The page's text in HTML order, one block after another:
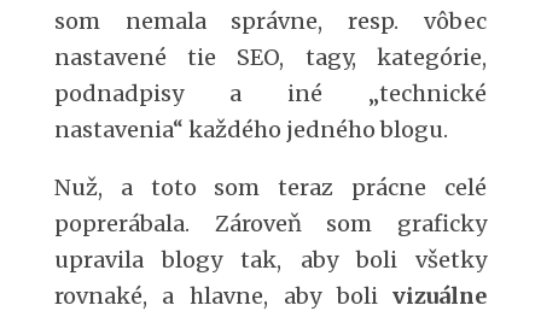
som nemala správne, resp. vôbec
nastavené tie SEO, tagy, kategórie,
podnadpisy a iné „technické
nastavenia“ každého jedného blogu.
Nuž, a toto som teraz prácne celé
poprerábala. Zároveň som graficky
upravila blogy tak, aby boli všetky
rovnaké, a hlavne, aby bolivizuálne